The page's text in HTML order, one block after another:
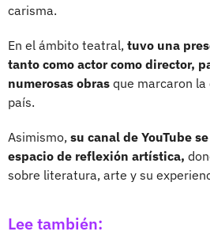
carisma.
En el ámbito teatral, tuvo una
tanto como actor como director,
numerosas obras que marcaron
país.
Asimismo, su canal de YouTube
espacio de reflexión artística,
sobre literatura, arte y su
Lee también: